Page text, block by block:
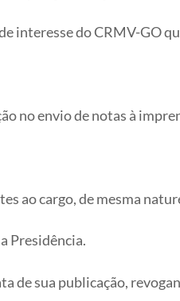
interesse do CRMV-GO
no envio de notas à
ao cargo, de mesma
Presidência.
de sua publicação,